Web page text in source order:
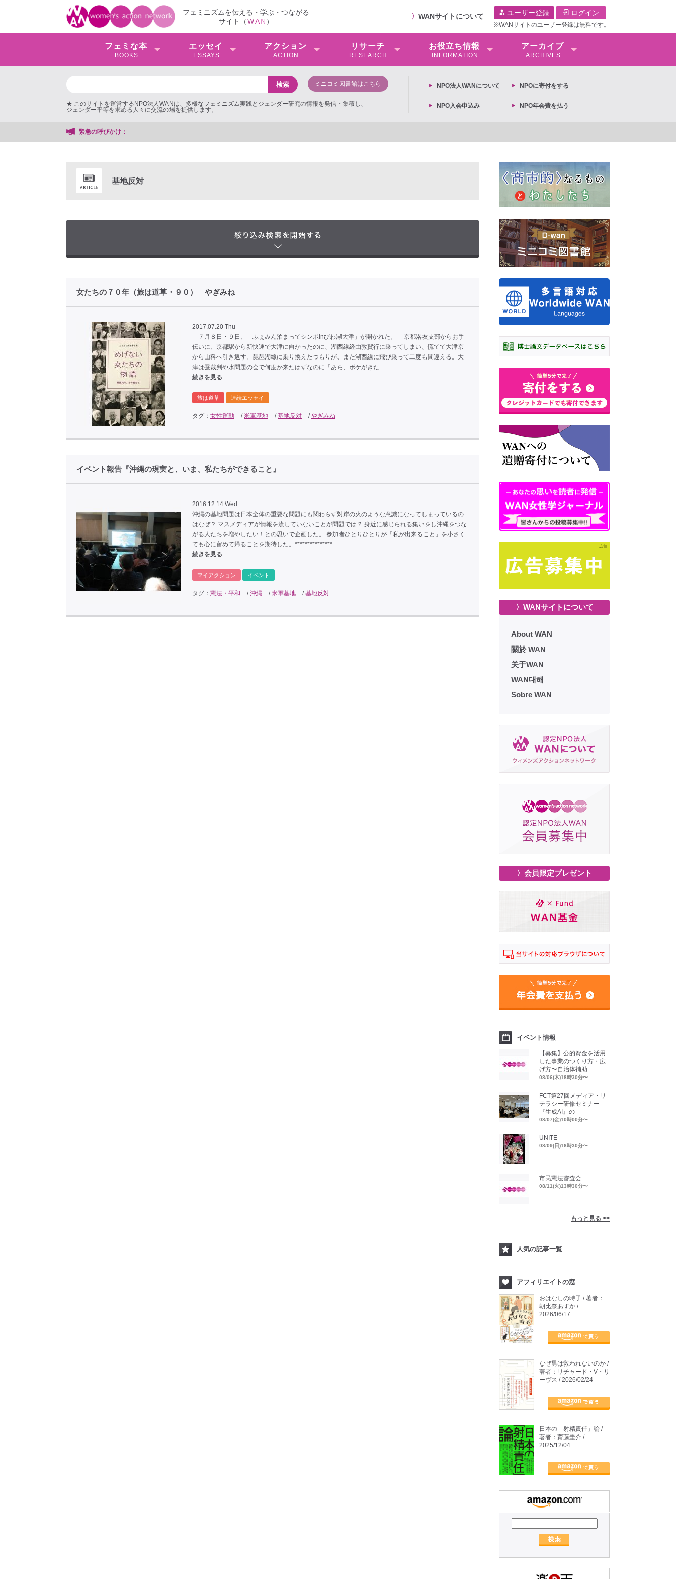
フェミニズムを伝える・学ぶ・つながる
サイト（WAN ）
〉 WANサイトについて ユーザー登録 ログイン
※WANサイトのユーザー登録は無料です。
フェミな本
BOOKS
エッセイ
ESSAYS
アクション
ACTION
リサーチ
RESEARCH
お役⽴ち情報
INFORMATION
アーカイブ
ARCHIVES
ミニコミ図書館はこちら
★ このサイトを運営するNPO法人WANは、多様なフェミニズム実践とジェンダー研究の情報を発信・集積し、
ジェンダー平等を求める人々に交流の場を提供します。
NPO法⼈WANについて NPOに寄付をする
NPO入会申込み NPO年会費を払う
緊急の呼びかけ：
基地反対
女たちの７０年（旅は道草・９０） やぎみね
2017.07.20 Thu
７月８日・９日、「ふぇみん泊まってシンポinびわ湖大津」が開かれた。 京都洛友支部からお手
伝いに、京都駅から新快速で大津に向かったのに、湖西線経由敦賀行に乗ってしまい、慌てて大津京
から山科へ引き返す。琵琶湖線に乗り換えたつもりが、また湖西線に飛び乗って二度も間違える。大
津は蚕裁判や水問題の会で何度か来たはずなのに「あら、ボケがきた…
続きを見る
旅は道草 連続エッセイ
タグ： 女性運動 /米軍基地 /基地反対 /やぎみね
イベント報告『沖縄の現実と、いま、私たちができること』
2016.12.14 Wed
沖縄の基地問題は日本全体の重要な問題にも関わらず対岸の火のような意識になってしまっているの
はなぜ？ マスメディアが情報を流していないことが問題では？ 身近に感じられる集いをし沖縄をつな
がる人たちを増やしたい！との思いで企画した。 参加者ひとりひとりが「私が出来ること」を小さく
ても心に留めて帰ることを期待した。***************…
続きを見る
マイアクション イベント
タグ： 憲法・平和 /沖縄 /米軍基地 /基地反対
〉WANサイトについて
About WAN
關於 WAN
关于WAN
WAN대해
Sobre WAN
〉会員限定プレゼント
イベント情報
【募集】公的資金を活用
した事業のつくり方・広
げ方〜自治体補助
08/06(木)18時30分〜
FCT第27回メディア・リ
テラシー研修セミナー
『生成AI』の
08/07(金)10時00分〜
UNITE
08/09(日)16時30分〜
市民憲法審査会
08/11(火)13時30分〜
もっと見る >>
人気の記事一覧
アフィリエイトの窓
おはなしの時子 / 著者：
朝比奈あすか /
2026/06/17
なぜ男は救われないのか /
著者：リチャード・V・リ
ーヴス / 2026/02/24
日本の「射精責任」論 /
著者：齋藤圭介 /
2025/12/04